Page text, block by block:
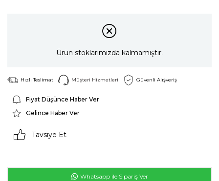
Ürün stoklarımızda kalmamıştır.
Hızlı Teslimat Müşteri Hizmetleri Güvenli Alışveriş
Fiyat Düşünce Haber Ver
Gelince Haber Ver
Tavsiye Et
Whatsapp ile Sipariş Ver